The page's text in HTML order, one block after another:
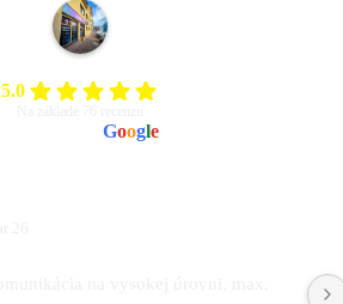
5.0
Google